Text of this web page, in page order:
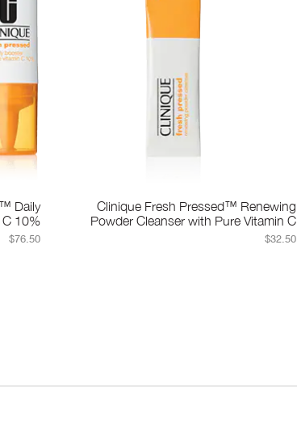
Daily
10%
$76.50
Clinique Fresh Pressed™ Renewing
Powder Cleanser with Pure Vitamin C
$32.50